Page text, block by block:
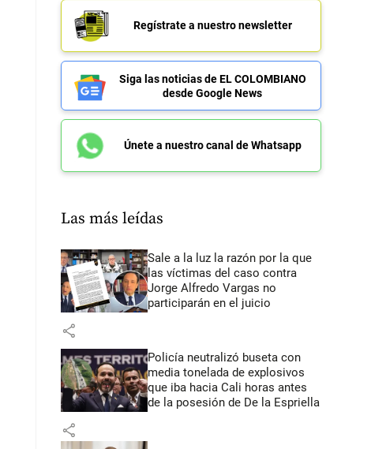
Regístrate a nuestro newsletter
Siga las noticias de EL COLOMBIANO
desde Google News
Únete a nuestro canal de Whatsapp
Las más leídas
Sale a la luz la razón por la que
las víctimas del caso contra
Jorge Alfredo Vargas no
participarán en el juicio
share
Policía neutralizó buseta con
media tonelada de explosivos
que iba hacia Cali horas antes
de la posesión de De la Espriella
share